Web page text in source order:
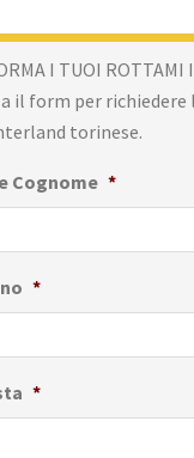
I TUOI ROTTAMI
il form per
torinese.
Cognome *
*
*